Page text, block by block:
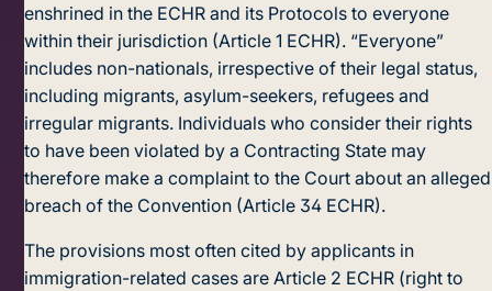
enshrined in the ECHR and its Protocols to everyone
within their jurisdiction (Article 1 ECHR). “Everyone”
includes non-nationals, irrespective of their legal status,
including migrants, asylum-seekers, refugees and
irregular migrants. Individuals who consider their rights
to have been violated by a Contracting State may
therefore make a complaint to the Court about an alleged
breach of the Convention (Article 34 ECHR).
The provisions most often cited by applicants in
immigration-related cases are Article 2 ECHR (right to